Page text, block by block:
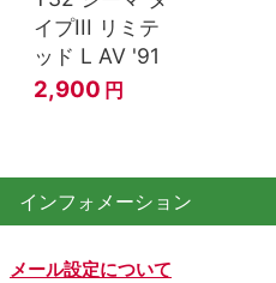
イプIII リミテ
ッド L AV '91
2,900 円
インフォメーション
メール設定について